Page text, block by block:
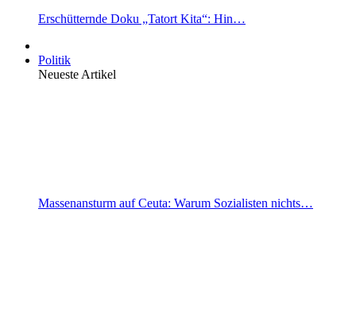
Erschütternde Doku „Tatort Kita“: Hin…
Politik
Neueste Artikel
Massenansturm auf Ceuta: Warum Sozialisten nichts…